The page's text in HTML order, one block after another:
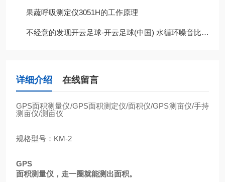
果蔬呼吸测定仪3051H的工作原理
不经意的发现开云足球-开云足球(中国) 水循环噪音比以前大很多，这是为什么呢?
详细介绍 在线留言
GPS面积测量仪/GPS面积测定仪/面积仪/GPS测亩仪/手持
测亩仪/测亩仪
规格型号： KM-2
GPS
面积测量仪，走一圈就能测出面积。